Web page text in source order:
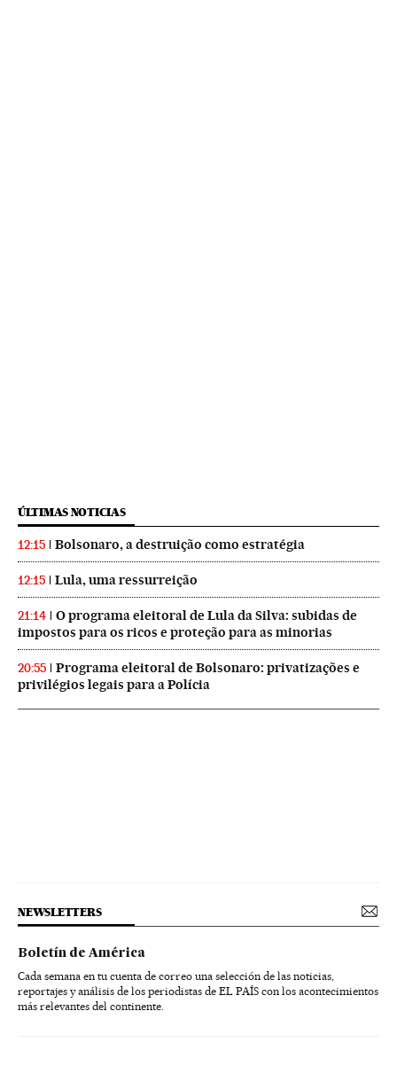
ÚLTIMAS NOTICIAS
12:15 Bolsonaro, a destruição como estratégia
12:15 Lula, uma ressurreição
21:14
O programa eleitoral de Lula da Silva: subidas de
impostos para os ricos e proteção para as minorias
20:55
Programa eleitoral de Bolsonaro: privatizações e
privilégios legais para a Polícia
NEWSLETTERS
Boletín de América
Cada semana en tu cuenta de correo una selección de las noticias,
reportajes y análisis de los periodistas de EL PAÍS con los acontecimientos
más relevantes del continente.